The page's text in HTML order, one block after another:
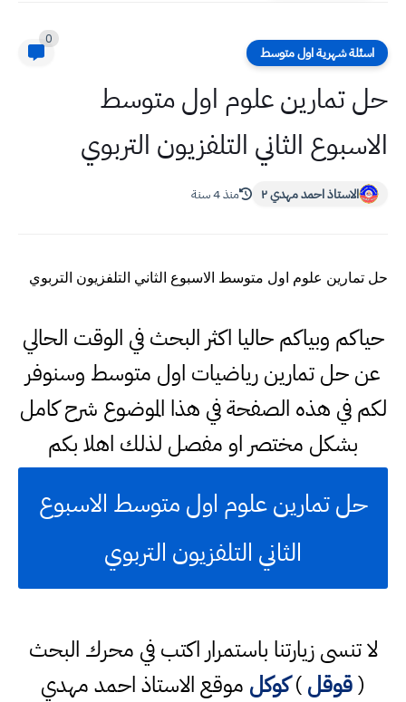
اسئلة شهرية اول متوسط
0
حل تمارين علوم اول متوسط
الاسبوع الثاني التلفزيون التربوي
الاستاذ احمد مهدي ٢ منذ 4 سنة
حل تمارين علوم اول متوسط الاسبوع الثاني التلفزيون التربوي
حياكم وبياكم حاليا اكثر البحث في الوقت الحالي
عن حل تمارين رياضيات اول متوسط وسنوفر
لكم في هذه الصفحة في هذا الموضوع شرح كامل
بشكل مختصر او مفصل لذلك اهلا بكم
حل تمارين علوم اول متوسط الاسبوع
الثاني التلفزيون التربوي
لا تنسى زيارتنا باستمرار اكتب في محرك البحث
(قوقل)كوكل موقع الاستاذ احمد مهدي